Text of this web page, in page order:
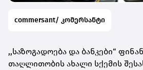
commersant/ კომერსანტი
,,საზოგადოება და ბანკები“
თაღლითობის ახალი სქემის